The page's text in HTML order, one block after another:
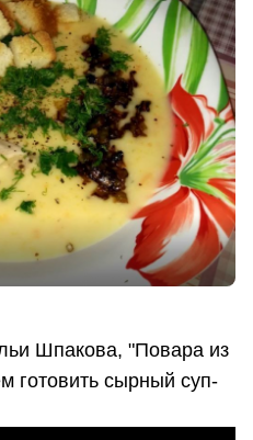
Шпакова, "Повара из
готовить сырный суп-